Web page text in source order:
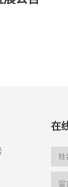
在